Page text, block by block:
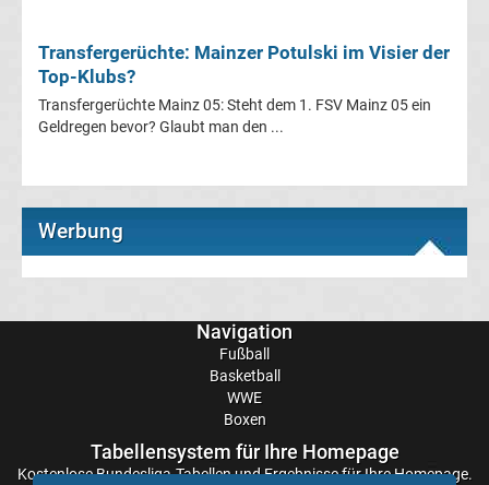
Transferticker
-
Meldungen
vom
Transfergerüchte
international
Transfergerüchte: Mainzer Potulski im Visier der
Top-Klubs?
Transfergerüchte Mainz 05: Steht dem 1. FSV Mainz 05 ein
Geldregen bevor? Glaubt man den ...
Werbung
Navigation
Fußball
Basketball
WWE
Boxen
Tabellensystem für Ihre Homepage
KostenloseBundesliga-Tabellenund Ergebnisse für Ihre Homepage.